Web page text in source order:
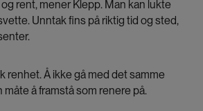
rent, mener Klepp. Man kan lukte
Unntak fins på riktig tid og sted,
renhet. Å ikke gå med det samme
måte å framstå som renere på.